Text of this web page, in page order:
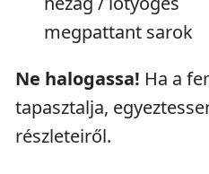
megpattant sarok
Ne halogassa! Ha a
tapasztalja,
részleteiről.